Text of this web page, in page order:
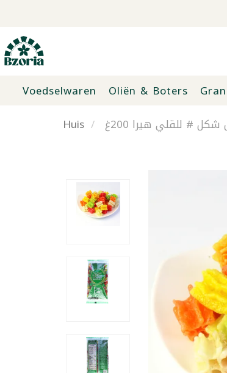
Voedselwaren Oliën & Boters
Huis
# للقلي هيرا 200غ